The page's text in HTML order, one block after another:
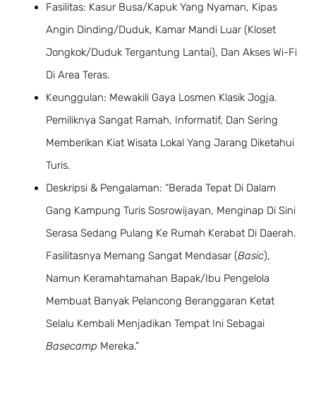
Fasilitas: Kasur Busa/kapuk Yang Nyaman, Kipas
Angin Dinding/duduk, Kamar Mandi Luar (kloset
Jongkok/duduk Tergantung Lantai), Dan Akses Wi-Fi
Di Area Teras.
Keunggulan: Mewakili Gaya Losmen Klasik Jogja.
Pemiliknya Sangat Ramah, Informatif, Dan Sering
Memberikan Kiat Wisata Lokal Yang Jarang Diketahui
Turis.
Deskripsi & Pengalaman: “Berada Tepat Di Dalam
Gang Kampung Turis Sosrowijayan, Menginap Di Sini
Serasa Sedang Pulang Ke Rumah Kerabat Di Daerah.
Fasilitasnya Memang Sangat Mendasar (Basic),
Namun Keramahtamahan Bapak/ibu Pengelola
Membuat Banyak Pelancong Beranggaran Ketat
Selalu Kembali Menjadikan Tempat Ini Sebagai
Basecamp Mereka.”